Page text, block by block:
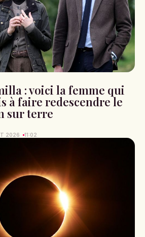
: voici la femme qui
à faire redescendre le
sur terre
2026 11:02